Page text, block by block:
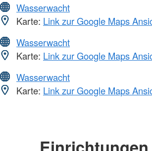
Wasserwacht
Karte: Link zur Google Maps
Wasserwacht
Karte: Link zur Google Maps
Wasserwacht
Karte: Link zur Google Maps